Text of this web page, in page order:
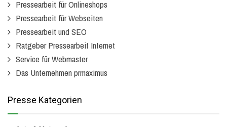
Pressearbeit für Onlineshops
Pressearbeit für Webseiten
Pressearbeit und SEO
Ratgeber Pressearbeit Internet
Service für Webmaster
Das Unternehmen prmaximus
Presse Kategorien